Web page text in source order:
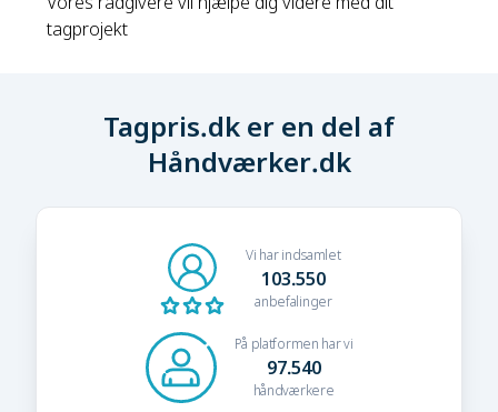
tagprojekt
Tagpris.dk er en del af
Håndværker.dk
Vi har indsamlet
103.550
anbefalinger
På platformen har vi
97.540
håndværkere